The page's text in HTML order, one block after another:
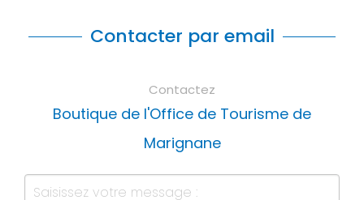
Contacter par email
Contactez
Boutique de l'Office de Tourisme de
Marignane